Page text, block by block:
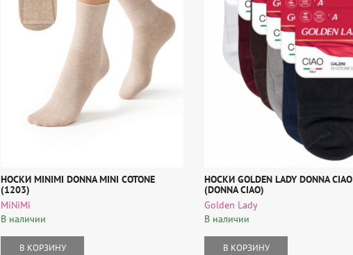
НОСКИ MINIMI DONNA MINI COTONE
(1203)
MiNiMi
В наличии
В КОРЗИНУ
НОСКИ GOLDEN LADY DONNA CIAO
(DONNA CIAO)
Golden Lady
В наличии
В КОРЗИНУ